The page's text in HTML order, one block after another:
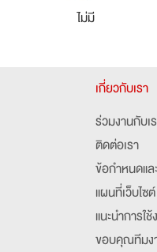
ไม่มี
เกี่ยวกับเรา
ร่วมงานกับเ
ติดต่อเรา
ข้อกำหนดแล
แผนที่เว็บไซต์
แนะนำการใ
ขอบคุณทีมง